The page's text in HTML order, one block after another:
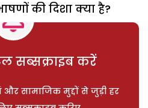
की दिशा क्या है?
सब्सक्राइब करें
और सामाजिक मुद्दों से जुड़ी हर